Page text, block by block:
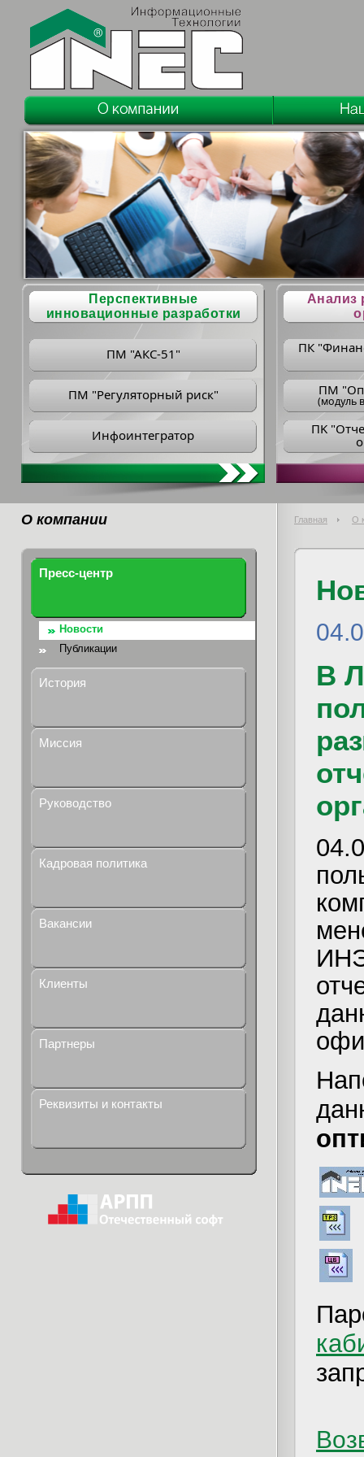
Перспективные
инновационные разработки
ПМ "АКС-51"
ПМ "Регуляторный риск"
Инфоинтегратор
Анализ
ПК
ПM
(модуль
ПK
О компании Главная О
Пресс-центр
Новости
Публикации
История
Миссия
Руководство
Кадровая политика
Вакансии
Клиенты
Партнеры
Реквизиты и контакты
В